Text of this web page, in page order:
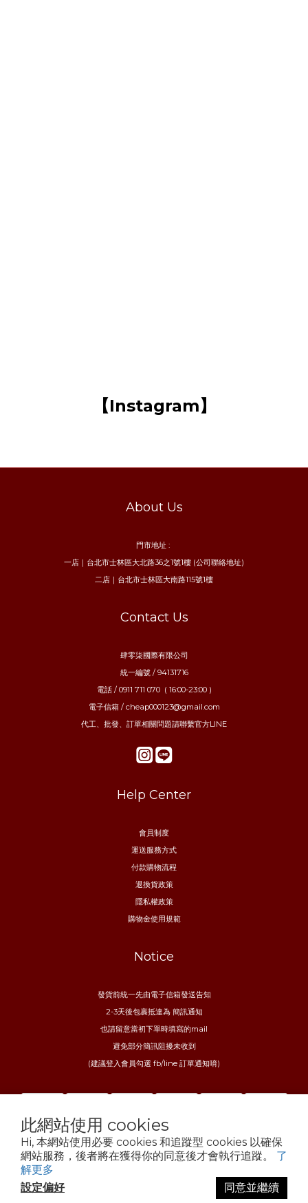
此網站使用 cookies
Hi, 本網站使用必要 cookies 和追蹤型 cookies 以確保
網站服務，後者將在獲得你的同意後才會執行追蹤。 了
解更多
設定偏好
同意並繼續
【Instagram】
About Us
門市地址 :
一店｜台北市士林區大北路36之1號1樓 (公司聯絡地址)
二店｜台北市士林區大南路115號1樓
Contact Us
肆零柒國際有限公司
統一編號 / 94131716
電話 / 0911 711 070 ( 16:00-23:00 )
電子信箱 / cheap000123@gmail.com
代工、批發、訂單相關問題請聯繫官方LINE
Help Center
會員制度
運送服務方式
付款購物流程
退換貨政策
隱私權政策
購物金使用規範
Notice
發貨前統一先由電子信箱發送告知
2-3天後包裹抵達為 簡訊通知
也請留意當初下單時填寫的mail
避免部分簡訊阻擾未收到
(建議登入會員勾選 fb/line 訂單通知唷)